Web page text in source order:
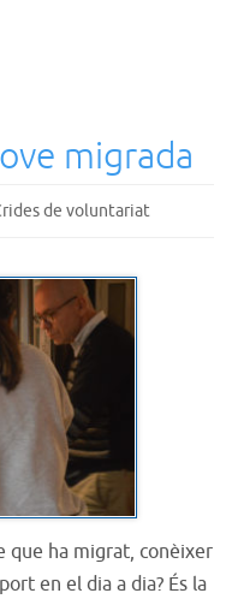
migrada
de voluntariat
que ha migrat, conèixer
en el dia a dia? És la